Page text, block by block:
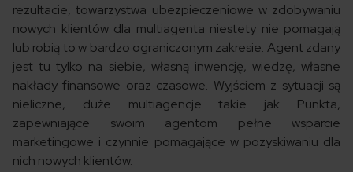
rezultacie, towarzystwa ubezpieczeniowe w zdobywaniu
nowych klientów dla multiagenta niestety nie pomagają
lub robią to w bardzo ograniczonym zakresie. Agent zdany
jest tu tylko na siebie, własną inwencję, wiedzę, własne
nakłady finansowe oraz czasowe. Wyjściem z sytuacji są
nieliczne, duże multiagencje takie jak Punkta,
zapewniające swoim agentom pełne wsparcie
marketingowe i czynnie pomagające w pozyskiwaniu dla
nich nowych klientów.